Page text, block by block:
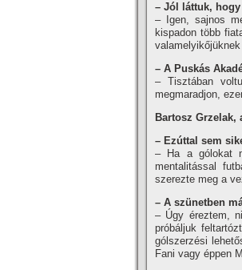
– Jól láttuk, hogy
– Igen, sajnos
kispadon több
– A Puskás
– Tisztában
megmaradjon,
Bartosz Grzelak,
– Ezúttal sem
– Ha a gólokat
mentalitással
szerezte meg a
– A szünetben
– Úgy éreztem,
próbáljuk
gólszerzési
Fani vagy éppen